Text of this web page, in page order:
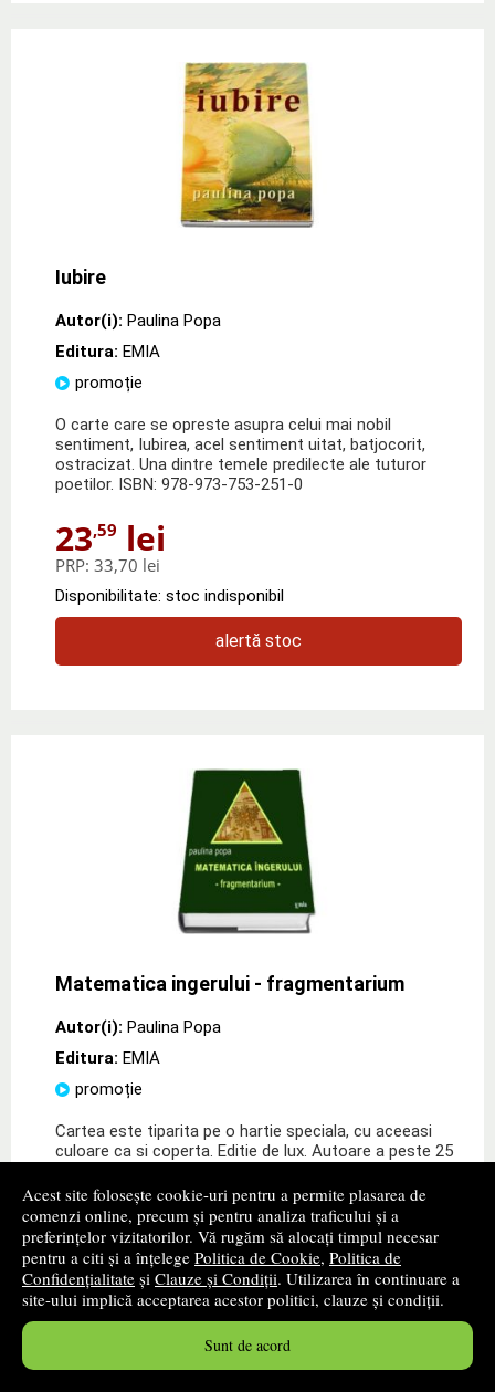
Acest site folosește cookie-uri pentru a permite plasarea de
comenzi online, precum și pentru analiza traficului și a
preferințelor vizitatorilor. Vă rugăm să alocați timpul necesar
pentru a citi și a înțelege Politica de Cookie, Politica de
Confidențialitate și Clauze și Condiții. Utilizarea în continuare a
site-ului implică acceptarea acestor politici, clauze și condiții.
Sunt de acord
Iubire
Autor(i): Paulina Popa
Editura: EMIA
promoție
O carte care se opreste asupra celui mai nobil
sentiment, Iubirea, acel sentiment uitat, batjocorit,
ostracizat. Una dintre temele predilecte ale tuturor
poetilor. ISBN: 978-973-753-251-0
23,59 lei
PRP: 33,70 lei
Disponibilitate: stoc indisponibil
alertă stoc
Matematica ingerului - fragmentarium
Autor(i): Paulina Popa
Editura: EMIA
promoție
Cartea este tiparita pe o hartie speciala, cu aceeasi
culoare ca si coperta. Editie de lux. Autoare a peste 25
copii, Paulina Popa ne propune o » ...mai mult
38,36lei
PRP:54,80 lei
Disponibilitate: stoc indisponibil
alertă stoc